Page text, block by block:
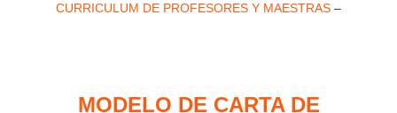
CURRICULUM DE PROFESORES Y MAESTRAS –
MODELO DE CARTA DE